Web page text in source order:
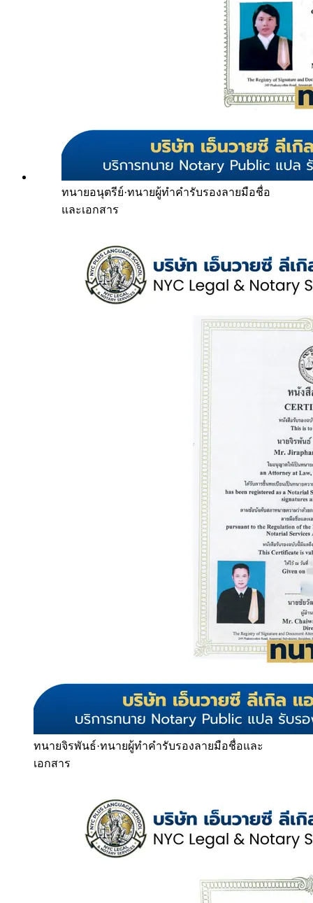
ทนายอนุตรีย์·ทนายผู้ทำคำรับรองลายมือชื่อ
และเอกสาร
ทนายจิรพันธ์·ทนายผู้ทำคำรับรองลายมือชื่อและ
เอกสาร